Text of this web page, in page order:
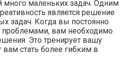
много маленьких задач. Одним
является решение
задач. Когда вы постоянно
проблемами, вам необходимо
Это тренирует вашу
вам стать более гибким в